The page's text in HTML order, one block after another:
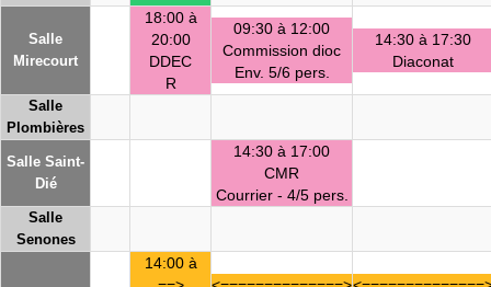
Salle
Mirecourt
18:00 à
20:00
DDEC
R
09:30 à 12:00
Commission dioc
Env. 5/6 pers.
14:30 à 17:30
Diaconat
Salle
Plombières
Salle Saint-
Dié
14:30 à 17:00
CMR
Courrier - 4/5 pers.
Salle
Senones
14:00 à